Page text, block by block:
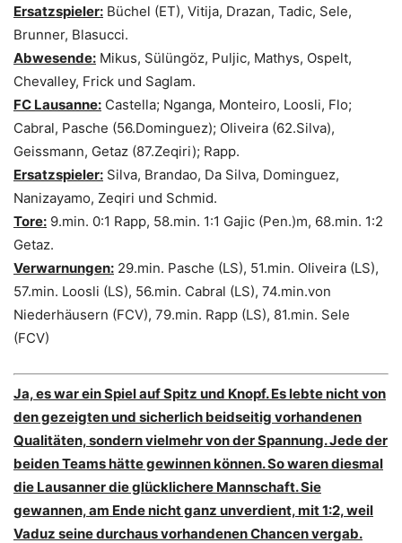
Ersatzspieler: Büchel (ET), Vitija, Drazan, Tadic, Sele,
Brunner, Blasucci.
Abwesende: Mikus, Sülüngöz, Puljic, Mathys, Ospelt,
Chevalley, Frick und Saglam.
FC Lausanne: Castella; Nganga, Monteiro, Loosli, Flo;
Cabral, Pasche (56.Dominguez); Oliveira (62.Silva),
Geissmann, Getaz (87.Zeqiri); Rapp.
Ersatzspieler: Silva, Brandao, Da Silva, Dominguez,
Nanizayamo, Zeqiri und Schmid.
Tore: 9.min. 0:1 Rapp, 58.min. 1:1 Gajic (Pen.)m, 68.min. 1:2
Getaz.
Verwarnungen: 29.min. Pasche (LS), 51.min. Oliveira (LS),
57.min. Loosli (LS), 56.min. Cabral (LS), 74.min.von
Niederhäusern (FCV), 79.min. Rapp (LS), 81.min. Sele
(FCV)
Ja, es war ein Spiel auf Spitz und Knopf. Es lebte nicht von
den gezeigten und sicherlich beidseitig vorhandenen
Qualitäten, sondern vielmehr von der Spannung. Jede der
beiden Teams hätte gewinnen können. So waren diesmal
die Lausanner die glücklichere Mannschaft. Sie
gewannen, am Ende nicht ganz unverdient, mit 1:2, weil
Vaduz seine durchaus vorhandenen Chancen vergab.